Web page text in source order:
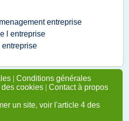
entreprise
l entreprise
entreprise
| Conditions générales
cookies | Contact à propos
un site, voir l'article 4 des